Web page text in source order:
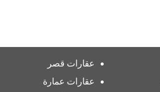
عقارات قصر
عقارات عمارة